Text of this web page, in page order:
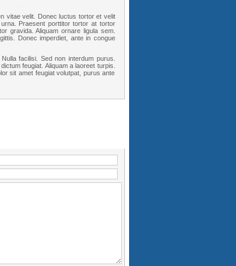
vitae velit. Donec luctus tortor et velit
Praesent porttitor tortor at tortor
gravida. Aliquam ornare ligula sem.
Donec imperdiet, ante in congue
facilisi. Sed non interdum purus.
feugiat. Aliquam a laoreet turpis.
sit amet feugiat volutpat, purus ante